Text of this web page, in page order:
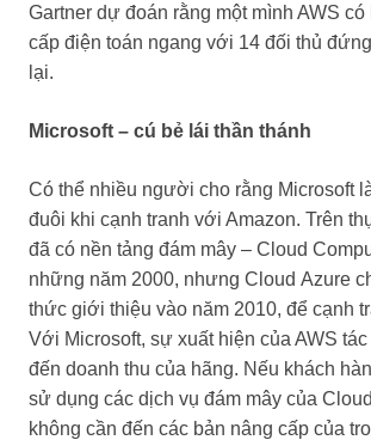
Gartner dự đoán rằng một mình AWS
cấp điện toán ngang với 14 đối thủ
lại.
Microsoft – cú bẻ lái thần thánh
Có thể nhiều người cho rằng Microsoft
đuôi khi cạnh tranh với Amazon. Trên
đã có nền tảng đám mây – Cloud
những năm 2000, nhưng Cloud Azure
thức giới thiệu vào năm 2010, để cạnh
Với Microsoft, sự xuất hiện của AWS
đến doanh thu của hãng. Nếu khách
sử dụng các dịch vụ đám mây của
không cần đến các bản nâng cấp của